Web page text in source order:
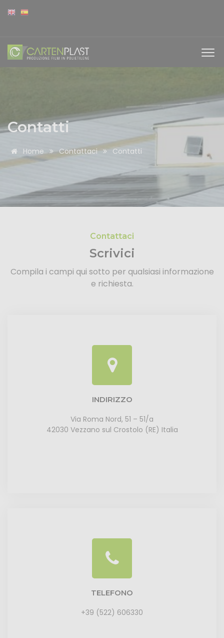
Contatti
Home Contattaci Contatti
Contattaci
Scrivici
Compila i campi qui sotto per qualsiasi informazione
e richiesta.
INDIRIZZO
Via Roma Nord, 51 – 51/a
42030 Vezzano sul Crostolo (RE) Italia
TELEFONO
+39 (522) 606330